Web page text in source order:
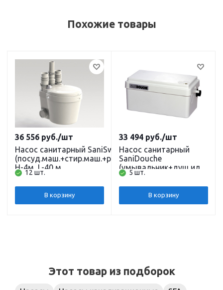
Похожие товары
Насос санитарный SaniSwift
(посуд.маш.+стир.маш.+раковина+душ)
H-4м, L-40 м
12 шт.
36 556 руб./шт
В корзину
Насос санитарный
SaniDouche
(умывальник+душ или
биде, макс.150л) Н-4 м,
L-40 м
5 шт.
33 494 руб./шт
В корзину
Этот товар из подборок